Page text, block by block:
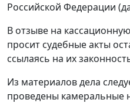
Российской Федерации
В отзыве на
просит судебные акты
ссылаясь на их
Из материалов дела
проведены камеральные